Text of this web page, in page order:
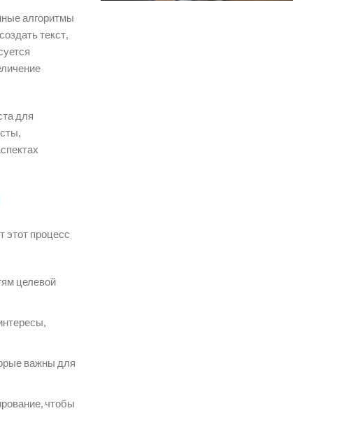
алгоритмы
текст,
для
этот процесс
целевой
важны для
чтобы